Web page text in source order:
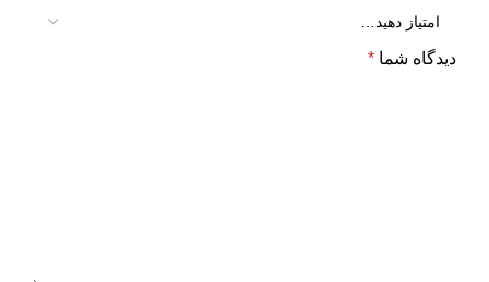
دیدگاه شما *